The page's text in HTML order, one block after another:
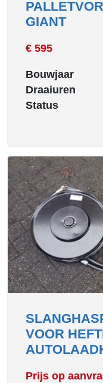
GIANT
€ 595
Bouwjaar
Draaiuren
Status
VOOR
Prijs op